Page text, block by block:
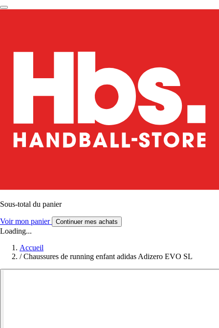
Sous-total du panier
Voir mon panier Continuer mes achats
Loading...
Accueil
/ Chaussures de running enfant adidas Adizero EVO SL